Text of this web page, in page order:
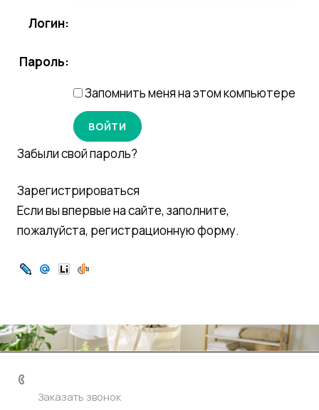
Логин:
Пароль:
Запомнить меня на этом компьютере
Забыли свой пароль?
Зарегистрироваться
Если вы впервые на сайте, заполните,
пожалуйста, регистрационную форму.
Заказать звонок